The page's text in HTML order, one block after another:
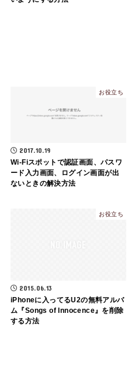
お役立ち
2017.10.19
Wi-Fiスポットで認証画面、パスワ
ード入力画面、ログイン画面が出
ないときの解決方法
お役立ち
2015.06.13
iPhoneに入ってるU2の無料アルバ
ム『Songs of Innocence』を削除
する方法